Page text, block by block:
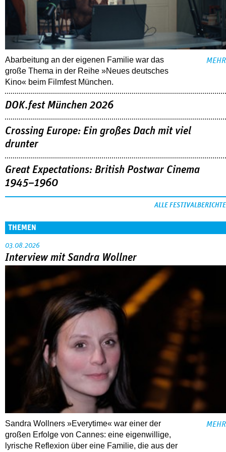
Abarbeitung an der eigenen Familie war das
große Thema in der Reihe »Neues deutsches
Kino« beim Filmfest München.
MEHR
DOK.fest München 2026
Crossing Europe: Ein großes Dach mit viel
drunter
Great Expectations: British Postwar Cinema
1945–1960
ALLE FESTIVALBERICHTE
THEMEN
03.08.2026
Interview mit Sandra Wollner
Sandra Wollners »Everytime« war einer der
großen Erfolge von Cannes: eine eigenwillige,
lyrische Reflexion über eine ­Familie, die aus der
MEHR